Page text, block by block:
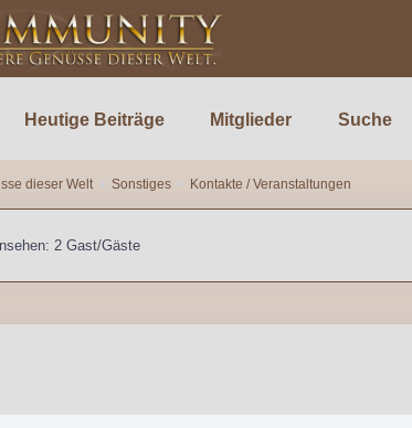
Heutige Beiträge Mitglieder Suche
dieser Welt Sonstiges Kontakte / Veranstaltungen
2 Gast/Gäste